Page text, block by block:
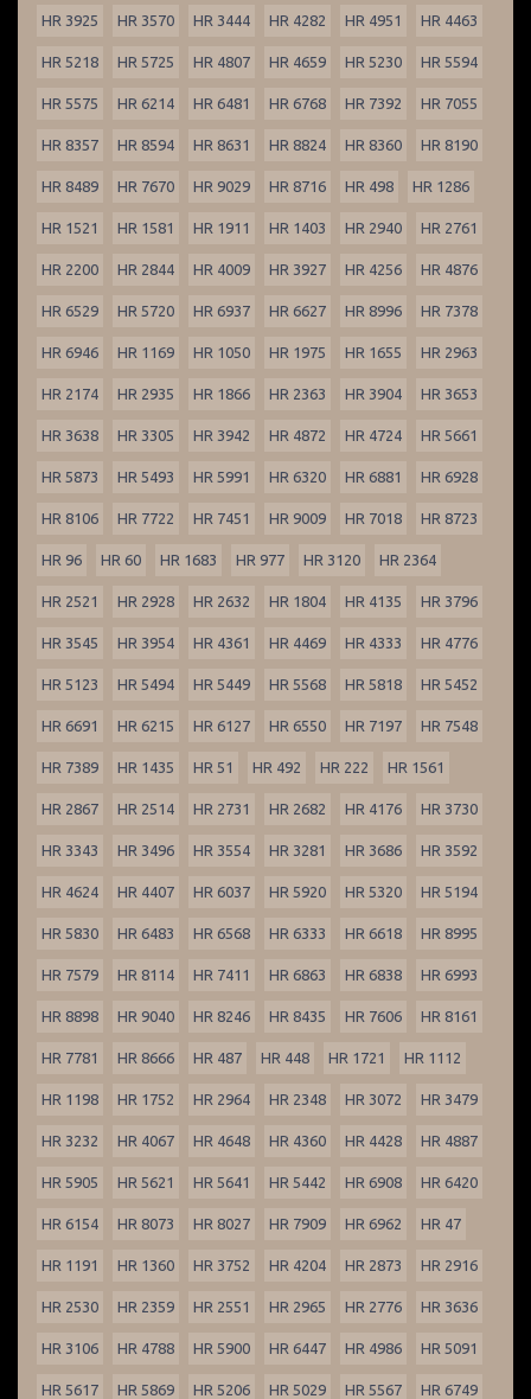
HR 3925 HR 3570 HR 3444 HR 4282 HR 4951 HR 4463
HR 5218 HR 5725 HR 4807 HR 4659 HR 5230 HR 5594
HR 5575 HR 6214 HR 6481 HR 6768 HR 7392 HR 7055
HR 8357 HR 8594 HR 8631 HR 8824 HR 8360 HR 8190
HR 8489 HR 7670 HR 9029 HR 8716 HR 498 HR 1286
HR 1521 HR 1581 HR 1911 HR 1403 HR 2940 HR 2761
HR 2200 HR 2844 HR 4009 HR 3927 HR 4256 HR 4876
HR 6529 HR 5720 HR 6937 HR 6627 HR 8996 HR 7378
HR 6946 HR 1169 HR 1050 HR 1975 HR 1655 HR 2963
HR 2174 HR 2935 HR 1866 HR 2363 HR 3904 HR 3653
HR 3638 HR 3305 HR 3942 HR 4872 HR 4724 HR 5661
HR 5873 HR 5493 HR 5991 HR 6320 HR 6881 HR 6928
HR 8106 HR 7722 HR 7451 HR 9009 HR 7018 HR 8723
HR 96 HR 60 HR 1683 HR 977 HR 3120 HR 2364
HR 2521 HR 2928 HR 2632 HR 1804 HR 4135 HR 3796
HR 3545 HR 3954 HR 4361 HR 4469 HR 4333 HR 4776
HR 5123 HR 5494 HR 5449 HR 5568 HR 5818 HR 5452
HR 6691 HR 6215 HR 6127 HR 6550 HR 7197 HR 7548
HR 7389 HR 1435 HR 51 HR 492 HR 222 HR 1561
HR 2867 HR 2514 HR 2731 HR 2682 HR 4176 HR 3730
HR 3343 HR 3496 HR 3554 HR 3281 HR 3686 HR 3592
HR 4624 HR 4407 HR 6037 HR 5920 HR 5320 HR 5194
HR 5830 HR 6483 HR 6568 HR 6333 HR 6618 HR 8995
HR 7579 HR 8114 HR 7411 HR 6863 HR 6838 HR 6993
HR 8898 HR 9040 HR 8246 HR 8435 HR 7606 HR 8161
HR 7781 HR 8666 HR 487 HR 448 HR 1721 HR 1112
HR 1198 HR 1752 HR 2964 HR 2348 HR 3072 HR 3479
HR 3232 HR 4067 HR 4648 HR 4360 HR 4428 HR 4887
HR 5905 HR 5621 HR 5641 HR 5442 HR 6908 HR 6420
HR 6154 HR 8073 HR 8027 HR 7909 HR 6962 HR 47
HR 1191 HR 1360 HR 3752 HR 4204 HR 2873 HR 2916
HR 2530 HR 2359 HR 2551 HR 2965 HR 2776 HR 3636
HR 3106 HR 4788 HR 5900 HR 6447 HR 4986 HR 5091
HR 5617 HR 5869 HR 5206 HR 5029 HR 5567 HR 6749